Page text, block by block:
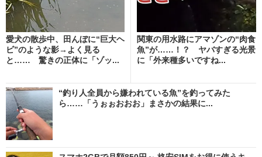
愛犬の散歩中、田んぼに“巨大ヘ
ビ”のような影→よく見る
と…… 驚きの正体に「ゾッ...
関東の用水路にアマゾンの“肉食
魚”が……！？ ヤバすぎる光景
に「外来種多いですね...
“釣り人全員から嫌われている魚”を釣ってみた
ら……「うぉぉおおお」まさかの結果に...